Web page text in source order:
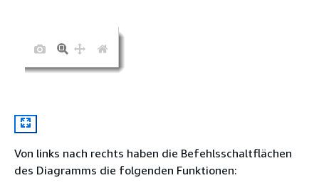
Von links nach rechts haben die Befehlsschaltflächen
des Diagramms die folgenden Funktionen: